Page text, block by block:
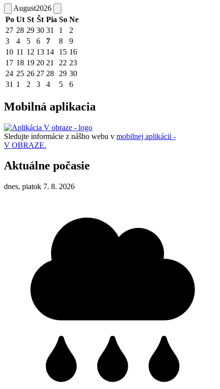
August2026
Po Ut St Št Pia So Ne
27 28 29 30 31 1
2
3
4 5 6 7 8
9
10 11 12 13 14 15 16
17 18 19 20 21 22 23
24 25 26 27 28 29 30
31 1 2 3 4 5 6
Mobilná aplikacia
Sledujte informácie z nášho webu v mobilnej aplikácii -
V OBRAZE.
Aktuálne počasie
dnes, piatok 7. 8. 2026